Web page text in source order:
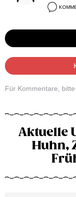
Für Kommentare, bitte
Aktuelle
Huhn,